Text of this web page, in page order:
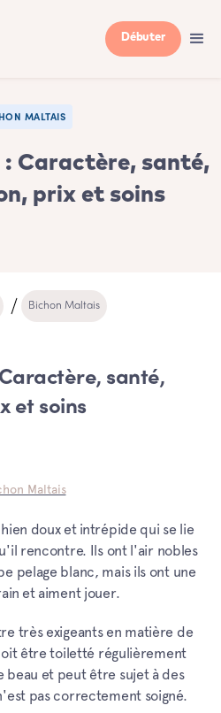
Débuter
MALTAIS
: Caractère, santé,
prix et soins
Bichon Maltais
santé,
et soins
Maltais
doux et intrépide qui se lie
rencontre. Ils ont l'air nobles
pelage blanc, mais ils ont une
et aiment jouer.
très exigeants en matière de
être toiletté régulièrement
beau et peut être sujet à des
pas correctement soigné.